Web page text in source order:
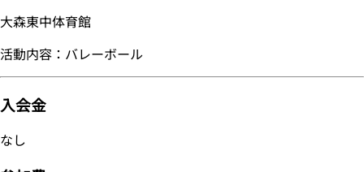
大森東中体育館
活動内容：バレーボール
入会金
なし